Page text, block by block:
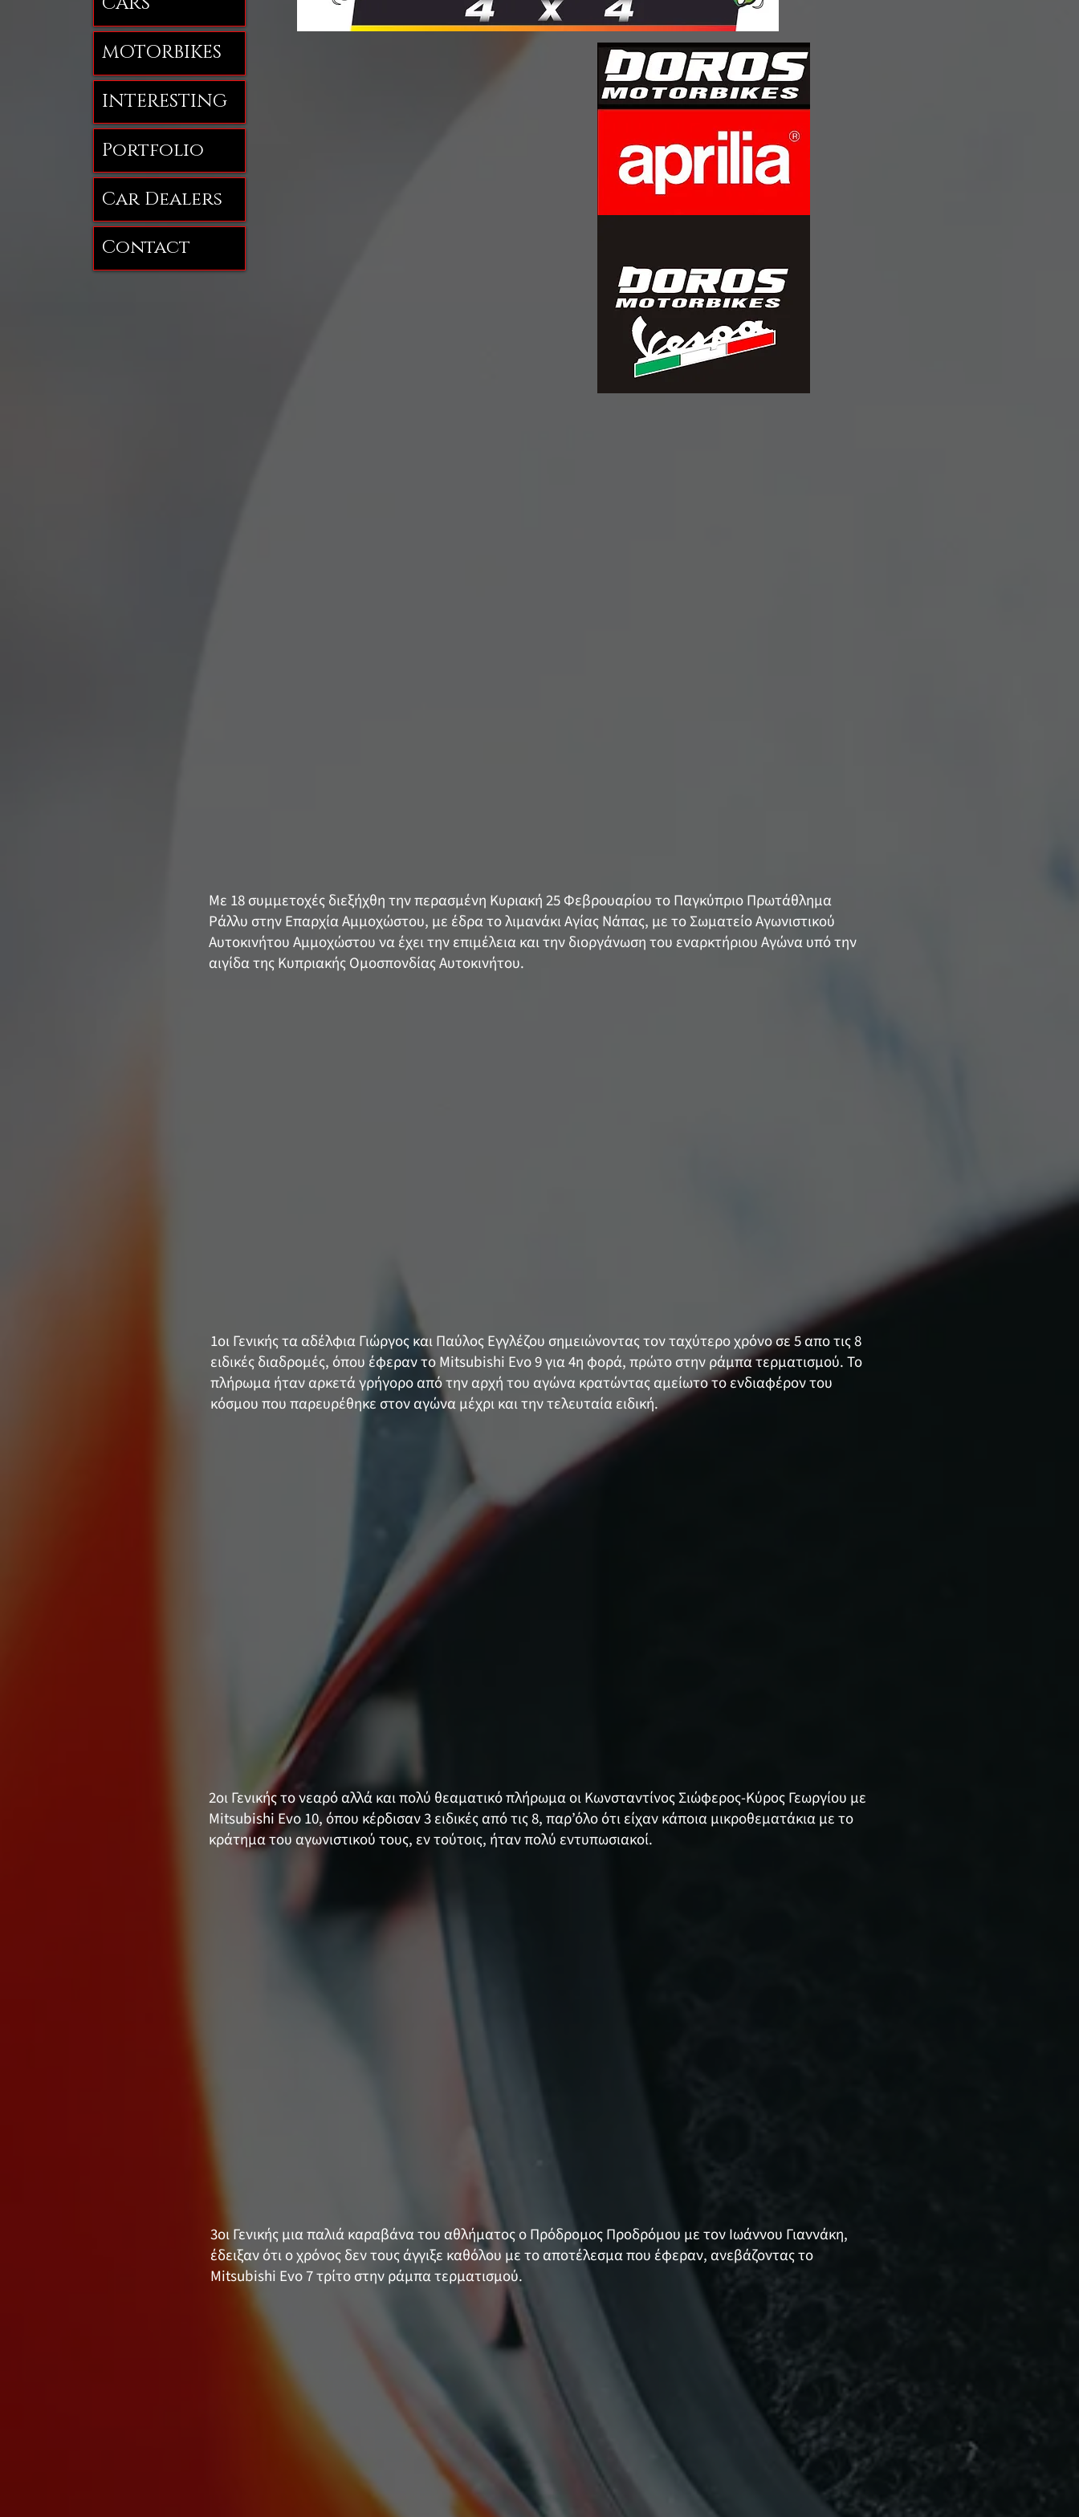
MOTORBIKES
INTERESTING
Portfolio
Car Dealers
Contact
Με 18 συμμετοχές διεξήχθη την περασμένη Κυριακή 25 Φεβρουαρίου το Παγκύπριο Πρωτάθλημα
Ράλλυ στην Επαρχία Αμμοχώστου, με έδρα το λιμανάκι Αγίας Νάπας, με το Σωματείο Αγωνιστικού
Αυτοκινήτου Αμμοχώστου να έχει την επιμέλεια και την διοργάνωση του εναρκτήριου Αγώνα υπό την
αιγίδα της Κυπριακής Ομοσπονδίας Αυτοκινήτου.
1οι Γενικής τα αδέλφια Γιώργος και Παύλος Εγγλέζου σημειώνοντας τον ταχύτερο χρόνο σε 5 απο τις 8
ειδικές διαδρομές, όπου έφεραν το Mitsubishi Evo 9 για 4η φορά, πρώτο στην ράμπα τερματισμού. Το
πλήρωμα ήταν αρκετά γρήγορο από την αρχή του αγώνα κρατώντας αμείωτο το ενδιαφέρον του
κόσμου που παρευρέθηκε στον αγώνα μέχρι και την τελευταία ειδική.
2οι Γενικής το νεαρό αλλά και πολύ θεαματικό πλήρωμα οι Κωνσταντίνος Σιώφερος-Κύρος Γεωργίου με
Mitsubishi Evo 10, όπου κέρδισαν 3 ειδικές από τις 8, παρ’όλο ότι είχαν κάποια μικροθεματάκια με το
κράτημα του αγωνιστικού τους, εν τούτοις, ήταν πολύ εντυπωσιακοί.
3οι Γενικής μια παλιά καραβάνα του αθλήματος ο Πρόδρομος Προδρόμου με τον Ιωάννου Γιαννάκη,
έδειξαν ότι ο χρόνος δεν τους άγγιξε καθόλου με το αποτέλεσμα που έφεραν, ανεβάζοντας το
Mitsubishi Evo 7 τρίτο στην ράμπα τερματισμού.